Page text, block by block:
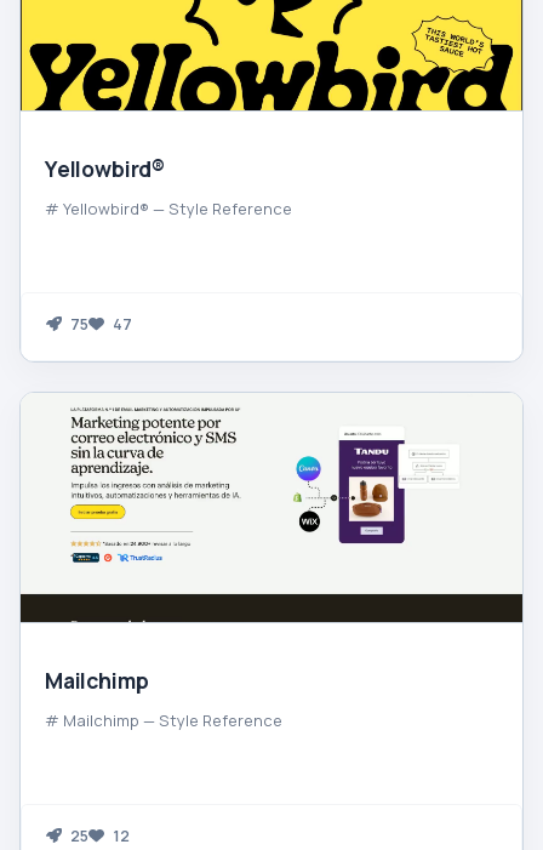
Yellowbird®
# Yellowbird® — Style Reference
75 47
Mailchimp
# Mailchimp — Style Reference
25 12